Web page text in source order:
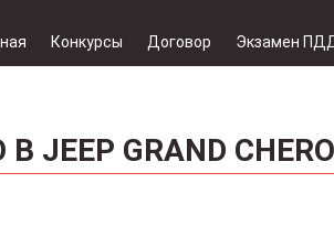
Конкурсы Договор Экзамен ПДД
GRAND